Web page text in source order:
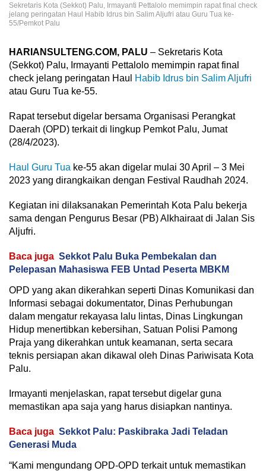
Sekretaris Kota (Sekkot) Palu, Irmayanti Pettalolo memimpin rapat final check
jelang peringatan Haul Habib Idrus bin Salim Aljufri atau Guru Tua ke-
55/Pemkot Palu
HARIANSULTENG.COM, PALU – Sekretaris Kota
(Sekkot) Palu, Irmayanti Pettalolo memimpin rapat final
check jelang peringatan Haul
Habib Idrus bin Salim Aljufri
atau Guru Tua ke-55.
Rapat tersebut digelar bersama Organisasi Perangkat
Daerah (OPD) terkait di lingkup Pemkot Palu, Jumat
(28/4/2023).
Haul Guru Tua ke-55 akan digelar mulai 30 April – 3 Mei
2023 yang dirangkaikan dengan Festival Raudhah 2024.
Kegiatan ini dilaksanakan Pemerintah Kota Palu bekerja
sama dengan Pengurus Besar (PB) Alkhairaat di Jalan Sis
Aljufri.
Baca juga Sekkot Palu Buka Pembekalan dan
Pelepasan Mahasiswa FEB Untad Peserta MBKM
OPD yang akan dikerahkan seperti Dinas Komunikasi dan
Informasi sebagai dokumentator, Dinas Perhubungan
dalam mengatur rekayasa lalu lintas, Dinas Lingkungan
Hidup menertibkan kebersihan, Satuan Polisi Pamong
Praja yang dikerahkan untuk keamanan, serta secara
teknis persiapan akan dikawal oleh Dinas Pariwisata Kota
Palu.
Irmayanti menjelaskan, rapat tersebut digelar guna
memastikan apa saja yang harus disiapkan nantinya.
Baca juga Sekkot Palu: Paskibraka Jadi Teladan
Generasi Muda
“Kami mengundang OPD-OPD terkait untuk memastikan